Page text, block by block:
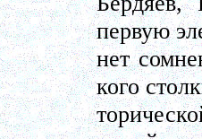
первую
нет
кого